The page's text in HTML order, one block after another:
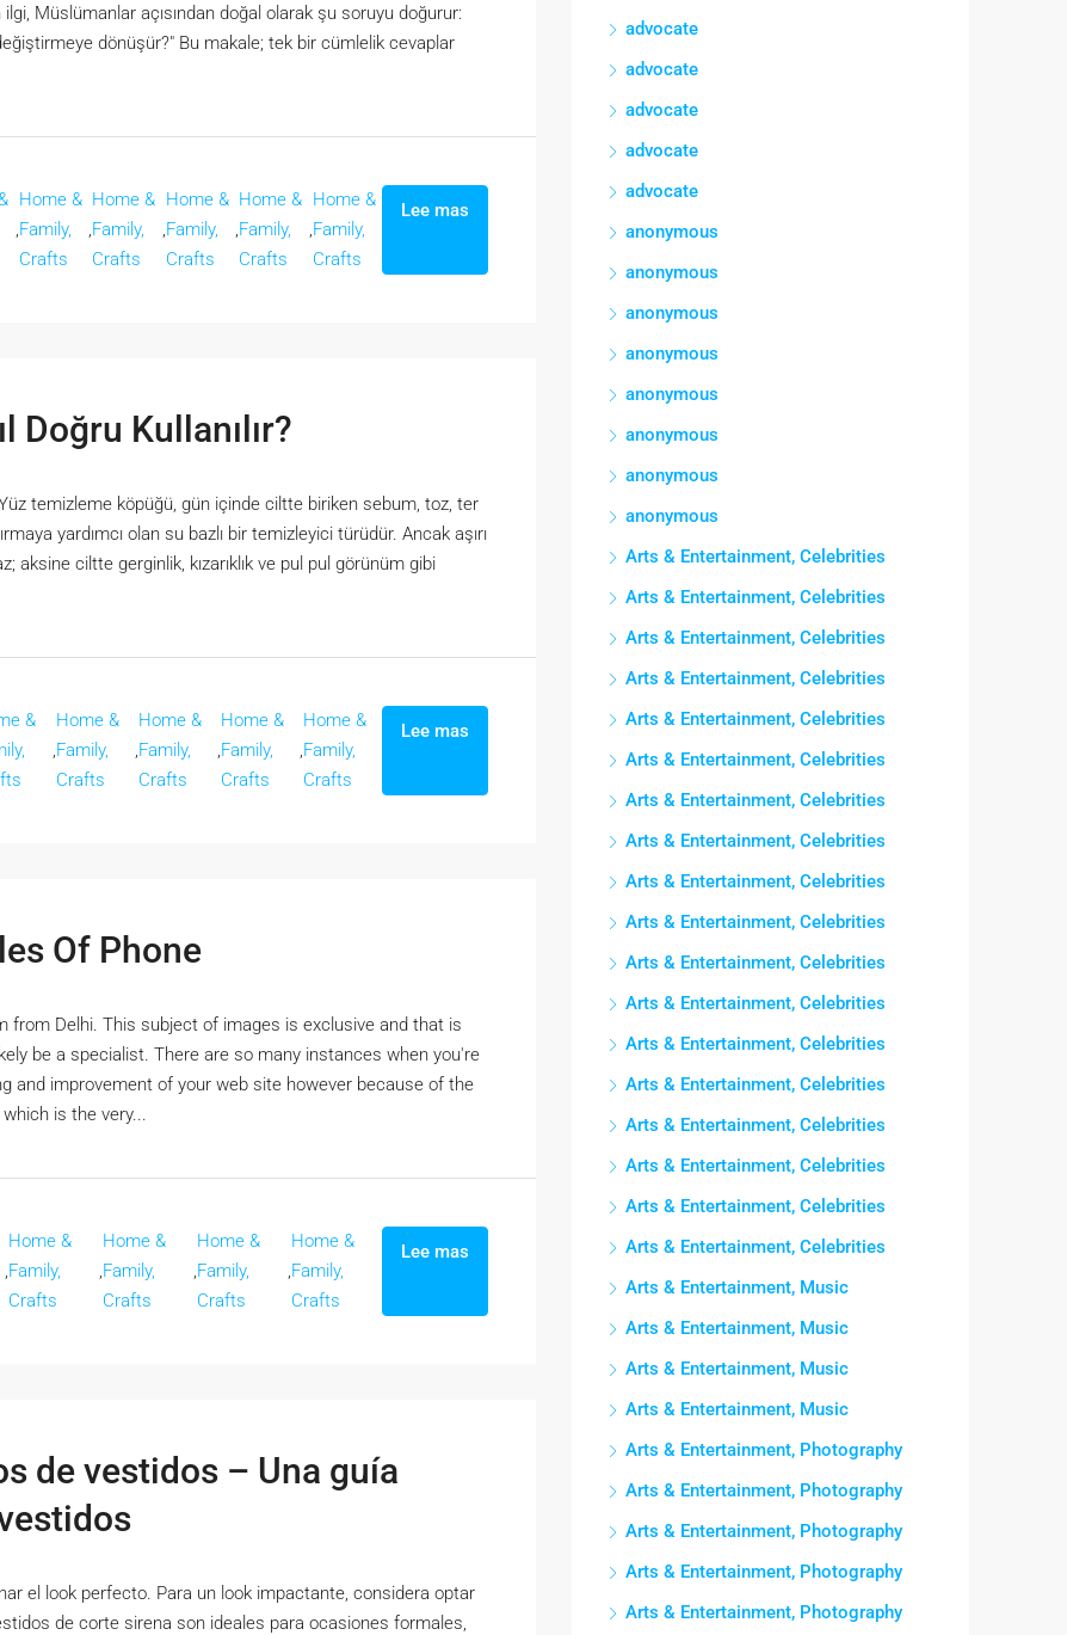
ilgi, Müslümanlar açısından doğal olarak şu soruyu doğurur:
dönüşür?" Bu makale; tek bir cümlelik cevaplar
,
Home &
Family,
Crafts
,
Home &
Family,
Crafts
,
Home &
Family,
Crafts
,
Home &
Family,
Crafts
,
Home &
Family,
Crafts
Lee mas
Doğru Kullanılır?
temizleme köpüğü, gün içinde ciltte biriken sebum, toz, ter
yardımcı olan su bazlı bir temizleyici türüdür. Ancak aşırı
aksine ciltte gerginlik, kızarıklık ve pul pul görünüm gibi
&
,
Home &
Family,
Crafts
,
Home &
Family,
Crafts
,
Home &
Family,
Crafts
,
Home &
Family,
Crafts
Lee mas
Of Phone
from Delhi. This subject of images is exclusive and that is
be a specialist. There are so many instances when you're
and improvement of your web site however because of the
is the very...
,
Home &
Family,
Crafts
,
Home &
Family,
Crafts
,
Home &
Family,
Crafts
,
Home &
Family,
Crafts
Lee mas
de vestidos – Una guía
el look perfecto. Para un look impactante, considera optar
de corte sirena son ideales para ocasiones formales,
advocate
advocate
advocate
advocate
advocate
anonymous
anonymous
anonymous
anonymous
anonymous
anonymous
anonymous
anonymous
Arts & Entertainment, Celebrities
Arts & Entertainment, Celebrities
Arts & Entertainment, Celebrities
Arts & Entertainment, Celebrities
Arts & Entertainment, Celebrities
Arts & Entertainment, Celebrities
Arts & Entertainment, Celebrities
Arts & Entertainment, Celebrities
Arts & Entertainment, Celebrities
Arts & Entertainment, Celebrities
Arts & Entertainment, Celebrities
Arts & Entertainment, Celebrities
Arts & Entertainment, Celebrities
Arts & Entertainment, Celebrities
Arts & Entertainment, Celebrities
Arts & Entertainment, Celebrities
Arts & Entertainment, Celebrities
Arts & Entertainment, Celebrities
Arts & Entertainment, Music
Arts & Entertainment, Music
Arts & Entertainment, Music
Arts & Entertainment, Music
Arts & Entertainment, Photography
Arts & Entertainment, Photography
Arts & Entertainment, Photography
Arts & Entertainment, Photography
Arts & Entertainment, Photography